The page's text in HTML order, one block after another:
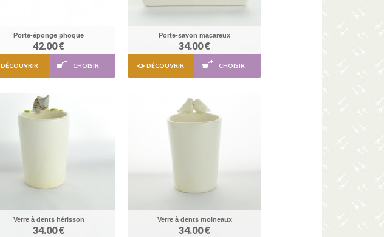
Porte-éponge phoque
42.00 €
DÉCOUVRIR CHOISIR
Porte-savon macareux
34.00 €
DÉCOUVRIR CHOISIR
Verre à dents hérisson
34.00 €
Verre à dents moineaux
34.00 €